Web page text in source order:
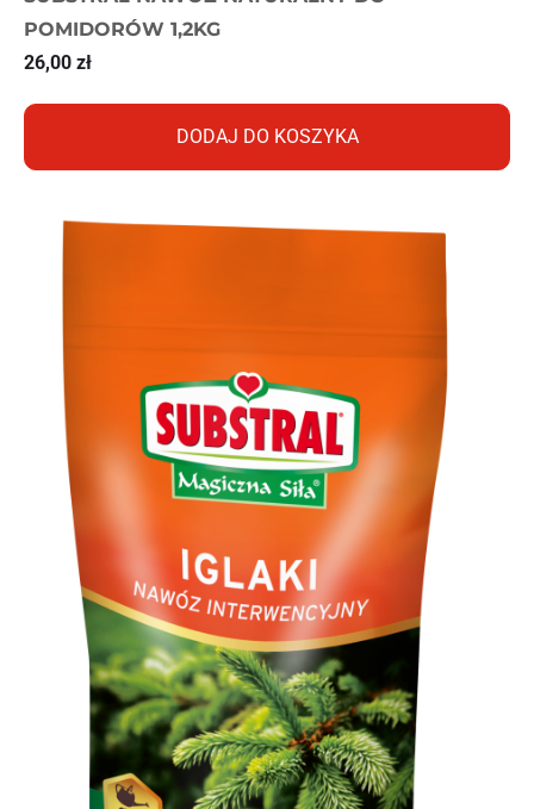
POMIDORÓW 1,2KG
26,00 zł
DODAJ DO KOSZYKA